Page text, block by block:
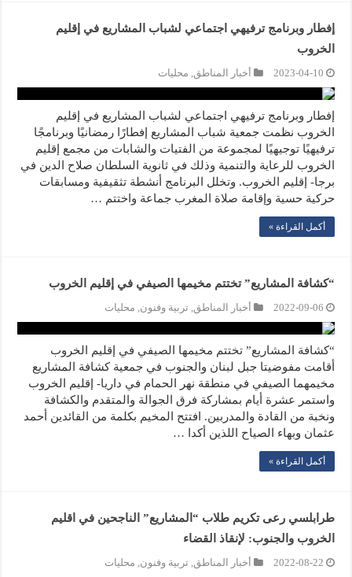
إفطار وبرنامج ترفيهي اجتماعي لشباب المشاريع في إقليم
الخروب
2023-04-10 أخبار المناطق محليات
إفطار وبرنامج ترفيهي اجتماعي لشباب المشاريع في إقليم
الخروب نظمت جمعية شباب المشاريع إفطارًا رمضانيًا وبرنامجًا
ترفيهيًا توجيهيًا لمجموعة من الفتيات والشابات من مجمع إقليم
الخروب للرعاية والتنمية وذلك في ثانوية السلطان صلاح الدين في
برجا- إقليم الخروب. وتخلل البرنامج أنشطة تثقيفية ومسابقات
حركية حسية وإقامة صلاة المغرب جماعة واختتم …
أكمل القراءة »
“كشافة المشاريع” تختتم مخيمها الصيفي في إقليم الخروب
2022-09-06 أخبار المناطق تربية وفنون محليات
“كشافة المشاريع” تختتم مخيمها الصيفي في إقليم الخروب
أقامت مفوضيتا جبل لبنان والجنوب في جمعية كشافة المشاريع
مخيمهما الصيفي في منطقة نهر الحمام في داريا- إقليم الخروب
واستمر عشرة أيام بمشاركة فرق الجوالة والمتقدم والكشافة
ونخبة من القادة والمدربين. افتتح المخيم بكلمة من القائدين أحمد
عثمان وبهاء الصياح اللذين أكدا …
أكمل القراءة »
طرابلسي رعى تكريم طلاب “المشاريع” الناجحين في اقليم
الخروب والجنوب: لإنقاذ القضاء
2022-08-22 أخبار المناطق تربية وفنون محليات